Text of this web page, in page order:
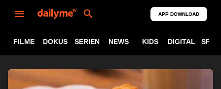
APP DOWNLOAD
FILME DOKUS SERIEN NEWS KIDS DIGITAL